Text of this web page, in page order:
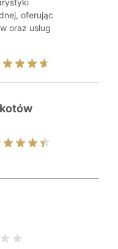
oferując
oraz usług